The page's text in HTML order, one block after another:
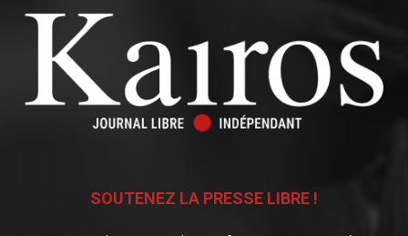
SOUTENEZ LA PRESSE LIBRE !